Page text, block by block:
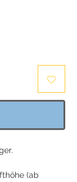
(ab